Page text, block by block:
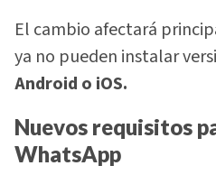
El cambio afectará
ya no pueden instalar
Android o iOS.
Nuevos requisitos
WhatsApp